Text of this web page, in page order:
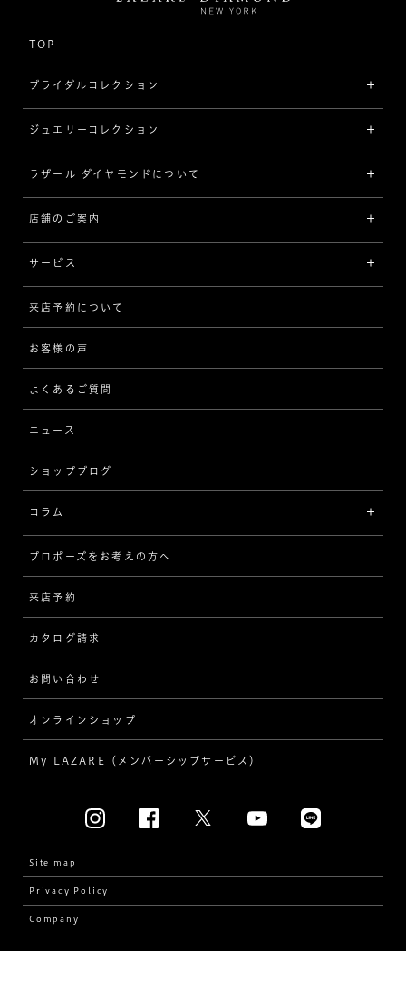
TOP
ブライダルコレクション
婚約指輪（エンゲージリング）
[素材から選ぶ]
プラチナ
イエローゴールド
コンビネーション
[フォルムから選ぶ]
ストレート
ウェーブ
V字
[セッテイングから選ぶ]
ソリテール
ワンサイドメレ
ダブルサイドメレ
ラインメレ
人気の婚約指輪
結婚指輪（マリッジリング）
[素材から選ぶ]
イエローゴールド
ジュエリーコレクション
ジュエリーコレクショントップ
ジュエリー一覧
リング
ネックレス/ペンダント
ピアス/イヤリング
ブレスレット
ラザール ダイヤモンドについて
ラザール ダイヤモンドについて
品質
歴史
企業の取り組み
店舗のご案内
サービス
サービスについて
アフターサービス
MESSAGE IN DIAMOND
品質保証
ブライダルアイテム
来店予約について
お客様の声
よくあるご質問
ニュース
ショップブログ
コラム
インタビュー
指輪
ダイヤモンド
プロポーズ
結婚式
プロポーズをお考えの方へ
来店予約
カタログ請求
お問い合わせ
オンラインショップ
My LAZARE（メンバーシップサービス）
Site map
Privacy Policy
Company